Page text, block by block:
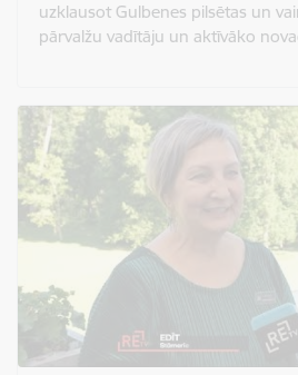
uzklausot Gulbenes pilsētas un
pārvalžu vadītāju un aktīvāko